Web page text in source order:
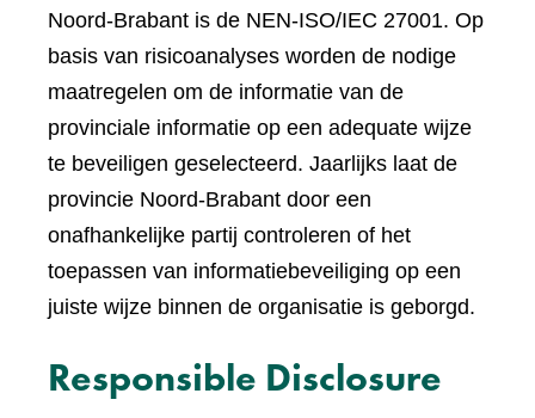
Noord-Brabant is de NEN-ISO/IEC 27001. Op
basis van risicoanalyses worden de nodige
maatregelen om de informatie van de
provinciale informatie op een adequate wijze
te beveiligen geselecteerd. Jaarlijks laat de
provincie Noord-Brabant door een
onafhankelijke partij controleren of het
toepassen van informatiebeveiliging op een
juiste wijze binnen de organisatie is geborgd.
Responsible Disclosure